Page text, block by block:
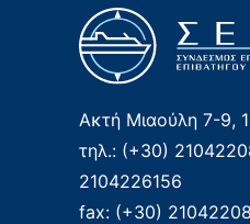
Ακτή Μιαούλη 7-9,
τηλ.: (+30)
2104226156
fax: (+30)